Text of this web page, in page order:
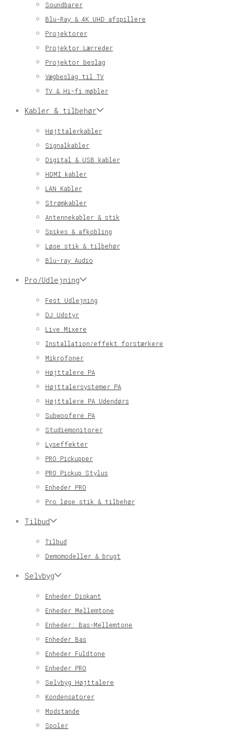
Soundbarer
Blu-Ray & 4K UHD afspillere
Projektorer
Projektor Lærreder
Projektor beslag
Vægbeslag til TV
TV & Hi-fi møbler
Kabler & tilbehør
Højttalerkabler
Signalkabler
Digital & USB kabler
HDMI kabler
LAN Kabler
Strømkabler
Antennekabler & stik
Spikes & afkobling
Løse stik & tilbehør
Blu-ray Audio
Pro/Udlejning
Fest Udlejning
DJ Udstyr
Live Mixere
Installation/effekt forstærkere
Mikrofoner
Højttalere PA
Højttalersystemer PA
Højttalere PA Udendørs
Subwoofere PA
Studiemonitorer
Lyseffekter
PRO Pickupper
PRO Pickup Stylus
Enheder PRO
Pro løse stik & tilbehør
Tilbud
Tilbud
Demomodeller & brugt
Selvbyg
Enheder Diskant
Enheder Mellemtone
Enheder: Bas-Mellemtone
Enheder Bas
Enheder Fuldtone
Enheder PRO
Selvbyg Højttalere
Kondensatorer
Modstande
Spoler